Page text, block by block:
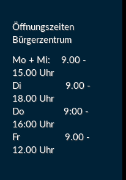
Öffnungszeiten
Bürgerzentrum
Mo + Mi:
9.00 -
15.00 Uhr
Di
9.00 -
18.00 Uhr
Do
9:00 -
16:00 Uhr
Fr
9.00 -
12.00 Uhr